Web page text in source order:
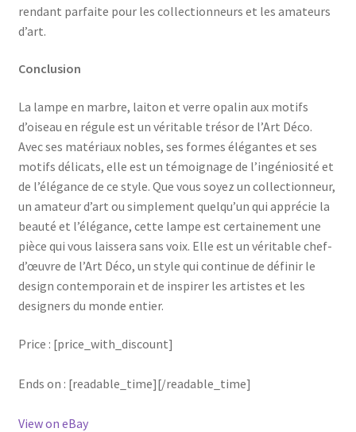
rendant parfaite pour les collectionneurs et les amateurs
d’art.
Conclusion
La lampe en marbre, laiton et verre opalin aux motifs
d’oiseau en régule est un véritable trésor de l’Art Déco.
Avec ses matériaux nobles, ses formes élégantes et ses
motifs délicats, elle est un témoignage de l’ingéniosité et
de l’élégance de ce style. Que vous soyez un collectionneur,
un amateur d’art ou simplement quelqu’un qui apprécie la
beauté et l’élégance, cette lampe est certainement une
pièce qui vous laissera sans voix. Elle est un véritable chef-
d’œuvre de l’Art Déco, un style qui continue de définir le
design contemporain et de inspirer les artistes et les
designers du monde entier.
Price : [price_with_discount]
Ends on : [readable_time][/readable_time]
View on eBay